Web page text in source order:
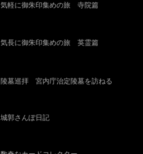
気軽に御朱印集めの旅 寺院篇
気長に御朱印集めの旅 英霊篇
陵墓巡拝 宮内庁治定陵墓を訪ねる
城郭さんぽ日記